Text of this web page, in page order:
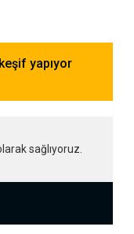
yapıyor
sağlıyoruz.